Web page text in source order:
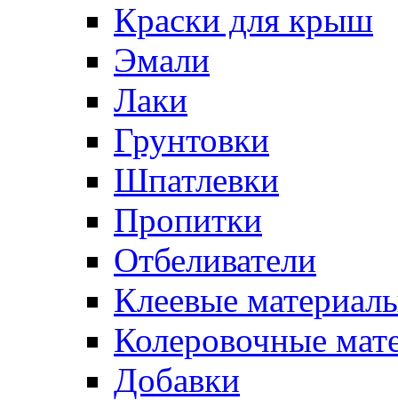
Краски для крыш
Эмали
Лаки
Грунтовки
Шпатлевки
Пропитки
Отбеливатели
Клеевые
Колеровочные
Добавки